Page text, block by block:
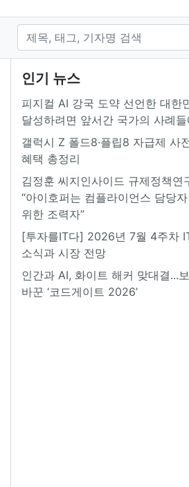
인기 뉴스
피지컬 AI 강국 도약 선언한 대한
달성하려면 앞서간 국가의 사례
갤럭시 Z 폴드8·플립8 자급제 사
혜택 총정리
김정훈 씨지인사이드 규제정책연
“아이호퍼는 컴플라이언스 담당
위한 조력자”
[투자를IT다] 2026년 7월 4주차
소식과 시장 전망
인간과 AI, 화이트 해커 맞대결...
바꾼 ‘코드게이트 2026’